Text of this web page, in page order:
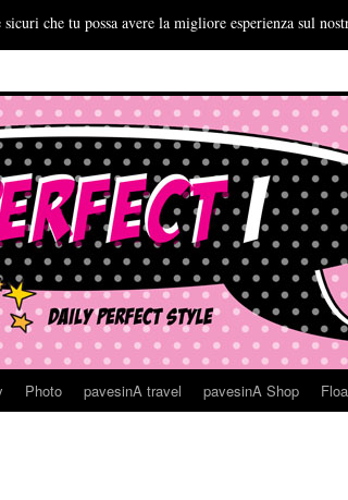
Photo pavesinA travel pavesinA Shop
che tu possa avere la migliore esperienza sul